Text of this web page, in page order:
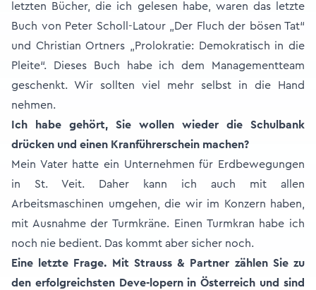
letzten Bücher, die ich gelesen habe, waren das letzte
Buch von Peter Scholl-Latour „Der Fluch der bösen Tat“
und Christian Ortners „Prolokratie: Demokratisch in die
Pleite“. Dieses Buch habe ich dem Managementteam
geschenkt. Wir sollten viel mehr selbst in die Hand
nehmen.
Ich habe gehört, Sie wollen wieder die Schulbank
drücken und einen Kranführerschein machen?
Mein Vater hatte ein Unternehmen für Erdbewegungen
in St. Veit. Daher kann ich auch mit allen
Arbeitsmaschinen umgehen, die wir im Konzern haben,
mit Ausnahme der Turmkräne. Einen Turmkran habe ich
noch nie bedient. Das kommt aber sicher noch.
Eine letzte Frage. Mit Strauss & Partner zählen Sie zu
den erfolgreichsten Deve-lopern in Österreich und sind